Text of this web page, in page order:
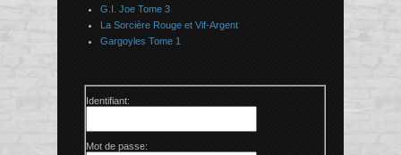
G.I. Joe Tome 3
La Sorcière Rouge et Vif-Argent
Gargoyles Tome 1
Identifiant:
Mot de passe: